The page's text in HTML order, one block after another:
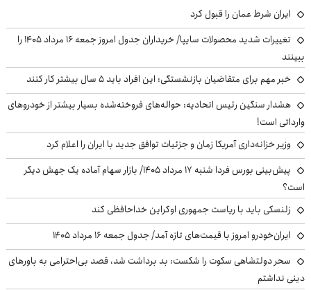
ایران شرط عمان را قبول کرد
تغییرات شدید محصولات سایپا/ خریداران جدول امروز جمعه ۱۶ مرداد ۱۴۰۵ را
ببینند
خبر مهم برای متقاضیان بازنشستگی: این افراد باید ۵ سال بیشتر کار کنند
هشدار سنگین رئیس اتحادیه: حواله‌های فروخته‌شده بسیار بیشتر از خودروهای
وارداتی است!
وزیر خزانه‌داری آمریکا زمان و جزئیات توافق جدید با ایران را اعلام کرد
پیش‌بینی بورس فردا شنبه ۱۷ مرداد ۱۴۰۵/ بازار سهام آماده یک جهش دیگر
است؟
زلنسکی باید با ریاست جمهوری اوکراین خداحافظی کند
ایران‌خودرو امروز با قیمت‌های تازه آمد/ جدول جمعه ۱۶ مرداد ۱۴۰۵
سحر دولتشاهی سکوت را شکست: بد برداشت شد، قصد بی‌احترامی به باورهای
دینی نداشتم